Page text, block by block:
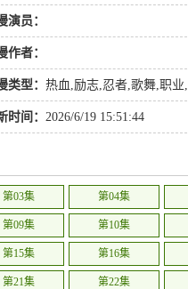
演员：
作者：
类型： 热血,励志,忍者,歌舞,职业,
,玄幻
时间： 2026/6/19 15:51:44
第03集 第04集
第09集 第10集
第15集 第16集
第21集 第22集